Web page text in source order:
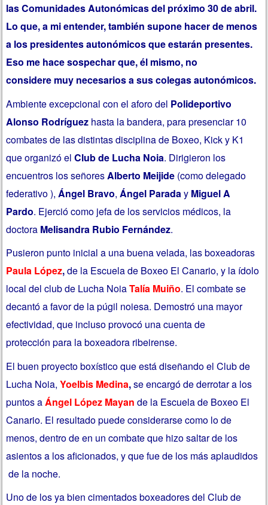
las Comunidades Autonómicas del próximo 30 de abril.
Lo que, a mi entender, también supone hacer de menos
a los presidentes autonómicos que estarán presentes.
Eso me hace sospechar que, él mismo, no
considere muy necesarios a sus colegas autonómicos.
Ambiente excepcional con el aforo del Polideportivo
Alonso Rodríguez hasta la bandera, para presenciar 10
combates de las distintas disciplina de Boxeo, Kick y K1
que organizó elClub de Lucha Noia. Dirigieron los
encuentros los señores Alberto Meijide (como delegado
federativo ), Ángel Bravo, Ángel Parada y Miguel A
Pardo. Ejerció como jefa de los servicios médicos, la
doctora Melisandra Rubio Fernández.
Pusieron punto inicial a una buena velada, las boxeadoras
Paula López,de la Escuela de Boxeo El Canario, y la ídolo
local del club de Lucha NoiaTalía Muiño. El combate se
decantó a favor de la púgil noiesa. Demostró una mayor
efectividad, que incluso provocó una cuenta de
protección para la boxeadora ribeirense.
El buen proyecto boxístico que está diseñando el Club de
Lucha Noia,Yoelbis Medina,se encargó dederrotar a los
puntos aÁngel López Mayan de la Escuela de Boxeo El
Canario. El resultado puede considerarse como lo de
menos, dentro de en un combate que hizo saltar de los
asientos a los aficionados, y que fue de los más aplaudidos
de la noche.
Uno de los ya bien cimentados boxeadores del Club de